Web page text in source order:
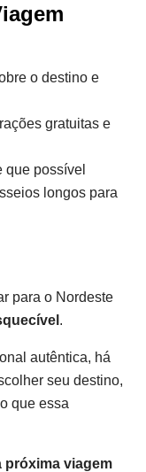
o destino e
gratuitas e
que possível
longos para
para o Nordeste
.
autêntica, há
seu destino,
que essa
próxima viagem